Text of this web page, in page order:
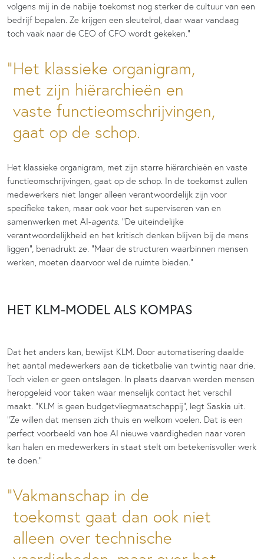
volgens mij in de nabije toekomst nog sterker de cultuur van een
bedrijf bepalen. Ze krijgen een sleutelrol, daar waar vandaag
toch vaak naar de CEO of CFO wordt gekeken.”
Het klassieke organigram,
met zijn hiërarchieën en
vaste functieomschrijvingen,
gaat op de schop.
Het klassieke organigram, met zijn starre hiërarchieën en vaste
functieomschrijvingen, gaat op de schop. In de toekomst zullen
medewerkers niet langer alleen verantwoordelijk zijn voor
specifieke taken, maar ook voor het superviseren van en
samenwerken met AI-agents. “De uiteindelijke
verantwoordelijkheid en het kritisch denken blijven bij de mens
liggen”, benadrukt ze. “Maar de structuren waarbinnen mensen
werken, moeten daarvoor wel de ruimte bieden.”
HET KLM-MODEL ALS KOMPAS
Dat het anders kan, bewijst KLM. Door automatisering daalde
het aantal medewerkers aan de ticketbalie van twintig naar drie.
Toch vielen er geen ontslagen. In plaats daarvan werden mensen
heropgeleid voor taken waar menselijk contact het verschil
maakt. “KLM is geen budgetvliegmaatschappij”, legt Saskia uit.
“Ze willen dat mensen zich thuis en welkom voelen. Dat is een
perfect voorbeeld van hoe AI nieuwe vaardigheden naar voren
kan halen en medewerkers in staat stelt om betekenisvoller werk
te doen.”
Vakmanschap in de
toekomst gaat dan ook niet
alleen over technische